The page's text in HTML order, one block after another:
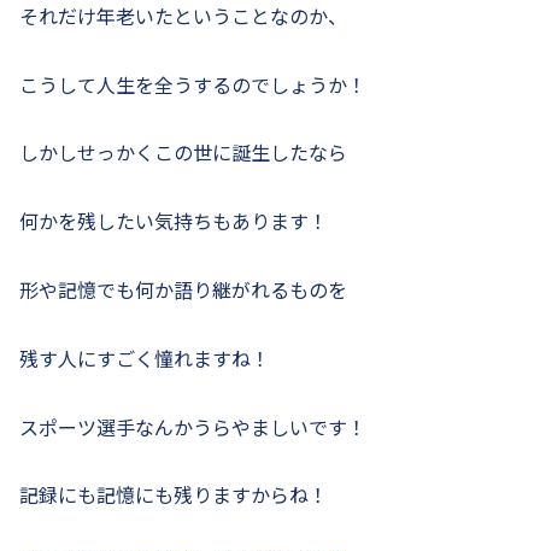
それだけ年老いたということなのか、
こうして人生を全うするのでしょうか！
しかしせっかくこの世に誕生したなら
何かを残したい気持ちもあります！
形や記憶でも何か語り継がれるものを
残す人にすごく憧れますね！
スポーツ選手なんかうらやましいです！
記録にも記憶にも残りますからね！